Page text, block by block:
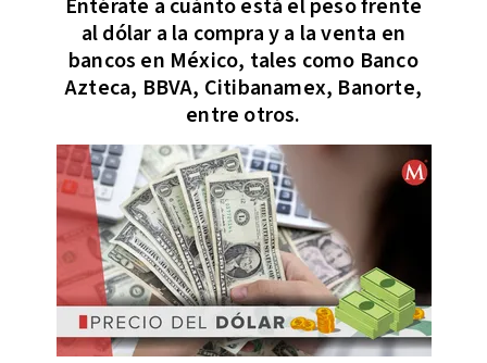
Entérate a cuánto está el peso frente
al dólar a la compra y a la venta en
bancos en México, tales como Banco
Azteca, BBVA, Citibanamex, Banorte,
entre otros.